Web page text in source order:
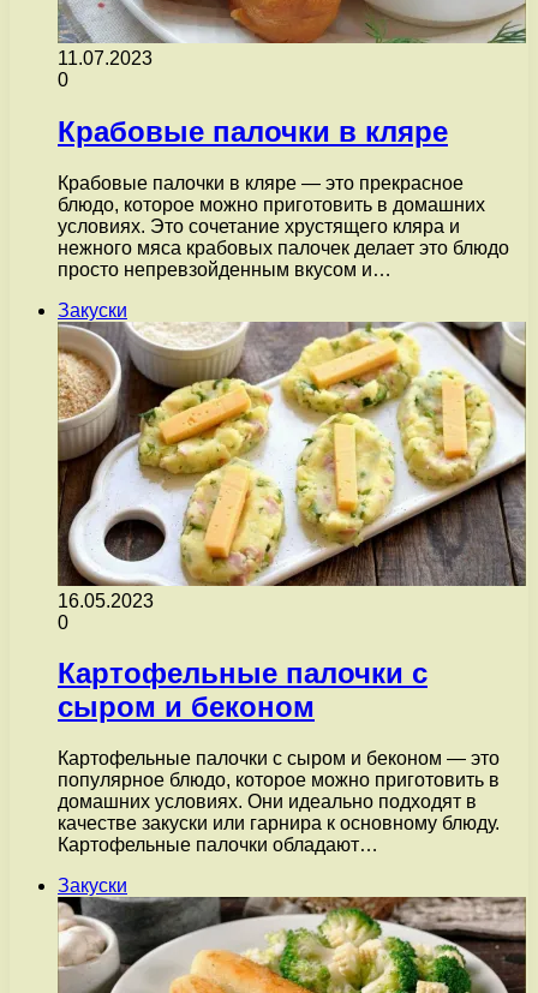
11.07.2023
0
Крабовые палочки в кляре
Крабовые палочки в кляре — это прекрасное
блюдо, которое можно приготовить в домашних
условиях. Это сочетание хрустящего кляра и
нежного мяса крабовых палочек делает это блюдо
просто непревзойденным вкусом и…
Закуски
16.05.2023
0
Картофельные палочки с
сыром и беконом
Картофельные палочки с сыром и беконом — это
популярное блюдо, которое можно приготовить в
домашних условиях. Они идеально подходят в
качестве закуски или гарнира к основному блюду.
Картофельные палочки обладают…
Закуски